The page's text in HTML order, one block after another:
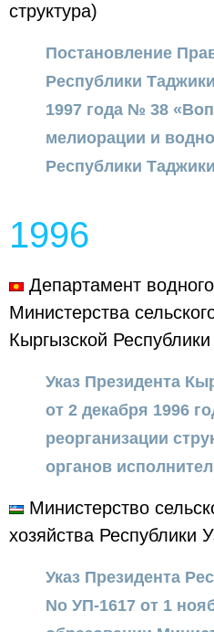
структура)
Постановление
Республики
1997 года № 38
мелиорации и
Республики
1996
Департамент
Министерства
Кыргызской Республики
Указ Президента
от 2 декабря 1996
реорганизации
органов
Министерство
хозяйства Республики
Указ Президента
No УП-1617 от 1